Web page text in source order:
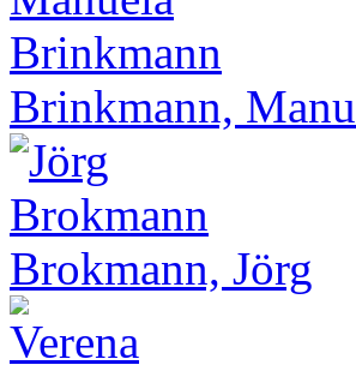
Brinkmann,
Brokmann, Jörg